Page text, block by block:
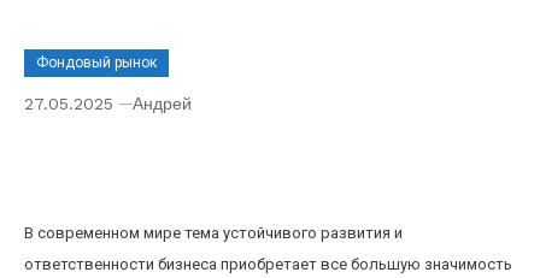
Фондовый рынок
27.05.2025 Андрей
В современном мире тема устойчивого развития и
ответственности бизнеса приобретает все большую значимость